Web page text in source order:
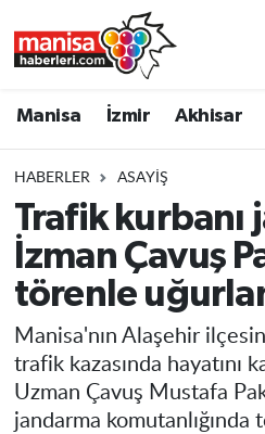
Manisa İzmir Akhisar
HABERLER ASAYIŞ
Trafik kurbanı
İzman Çavuş
törenle
Manisa'nın Alaşehir
trafik kazasında hayatını
Uzman Çavuş Mustafa
jandarma komutanlığında
Turgutlu
Salihli
Saruhanlı
Soma
Manisa Nöbetçi Eczaneler
Manisa Trafik Yoğunluk
Süper Lig Puan Durumu
Tüm Manşetler
Son Dakika Haberleri